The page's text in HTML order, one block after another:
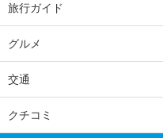
旅行ガイド
グルメ
交通
クチコミ